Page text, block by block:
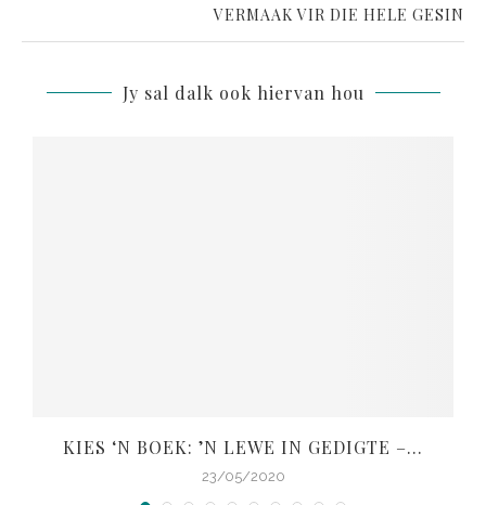
VERMAAK VIR DIE HELE GESIN
Jy sal dalk ook hiervan hou
KIES ‘N BOEK: ’N LEWE IN GEDIGTE –...
23/05/2020